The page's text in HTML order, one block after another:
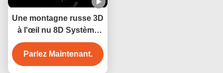
Une montagne russe 3D
à l'œil nu 8D Système
de cinéma en
mouvement
Parlez Maintenant.